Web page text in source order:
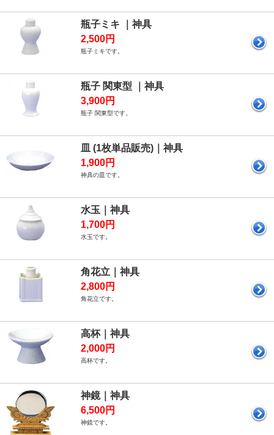
瓶子ミキ ｜神具
2,500円
瓶子ミキです。
瓶子 関東型 ｜神具
3,900円
瓶子 関東型です。
皿 (1枚単品販売)｜神具
1,900円
神具の皿です。
水玉｜神具
1,700円
水玉です。
角花立｜神具
2,800円
角花立です。
高杯｜神具
2,000円
高杯です。
神鏡｜神具
6,500円
神鏡です。